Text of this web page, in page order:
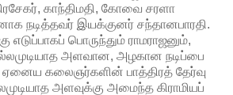
காந்திமதி, கோவை சரளா
நடித்தவர் இயக்குனர் சந்தானபாரதி.
எடுப்பாகப் பொருந்தும் ராமராஜனும்,
அளவான, அழகான நடிப்பை
கலைஞர்களின் பாத்திரத் தேர்வு
அளவுக்கு அமைந்த கிராமியப்